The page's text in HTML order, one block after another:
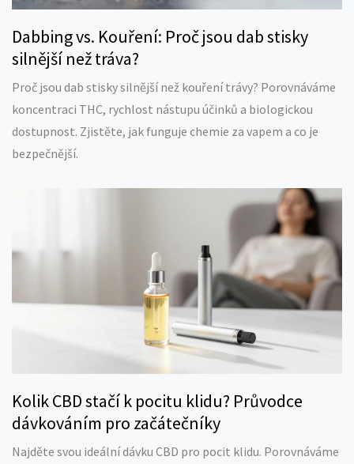
Dabbing vs. Kouření: Proč jsou dab stisky
silnější než tráva?
Proč jsou dab stisky silnější než kouření trávy? Porovnáváme
koncentraci THC, rychlost nástupu účinků a biologickou
dostupnost. Zjistěte, jak funguje chemie za vapem a co je
bezpečnější.
Kolik CBD stačí k pocitu klidu? Průvodce
dávkováním pro začátečníky
Najděte svou ideální dávku CBD pro pocit klidu. Porovnáváme